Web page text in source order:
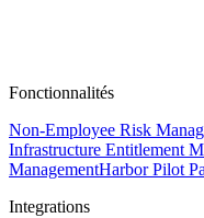
Fonctionnalités
Non-Employee Risk
Infrastructure Entitlement
ManagementHarbor Pilot
Integrations